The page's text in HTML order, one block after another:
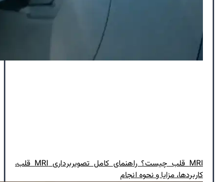
MRI قلب چیست؟ راهنمای کامل تصویربرداری MRI قلب،
کاربردها، مزایا و نحوه انجام